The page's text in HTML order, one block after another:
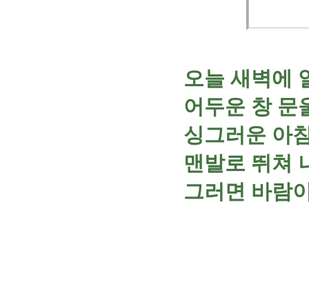
오늘 새벽에
어두운 창 문
싱그러운 아
맨발로 뛰쳐
그러면 바람